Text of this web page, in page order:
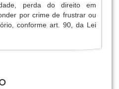
perda do direito em
por crime de frustrar ou
conforme art. 90, da Lei